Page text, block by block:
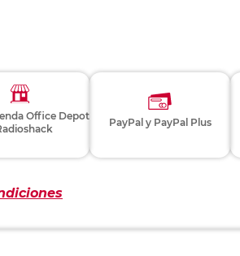
Office Depot
PayPal y PayPal Plus